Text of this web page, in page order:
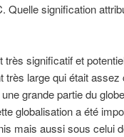
Quelle signification
très significatif et
large qui était assez
grande partie du
globalisation a été
mais aussi sous celui